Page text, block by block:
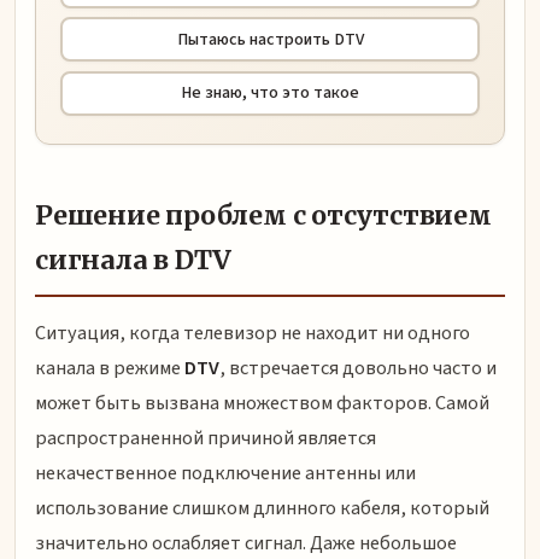
Пытаюсь настроить DTV
Не знаю, что это такое
Решение проблем с отсутствием
сигнала в DTV
Ситуация, когда телевизор не находит ни одного
канала в режиме DTV, встречается довольно часто и
может быть вызвана множеством факторов. Самой
распространенной причиной является
некачественное подключение антенны или
использование слишком длинного кабеля, который
значительно ослабляет сигнал. Даже небольшое